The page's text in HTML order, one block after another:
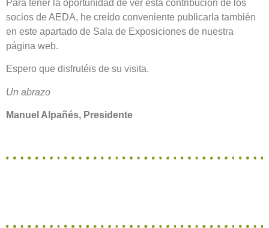
Para tener la oportunidad de ver esta contribución de los
socios de AEDA, he creído conveniente publicarla también
en este apartado de Sala de Exposiciones de nuestra
página web.
Espero que disfrutéis de su visita.
Un abrazo
Manuel Alpañés, Presidente